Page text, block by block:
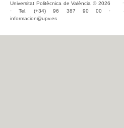
Universitat Politècnica de València © 2026
· Tel. (+34) 96 387 90 00 ·
informacion@upv.es